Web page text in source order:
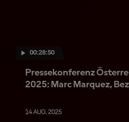
00:28:50
Pressekonferenz
2025: Marc Marquez,
14 AUG. 2025